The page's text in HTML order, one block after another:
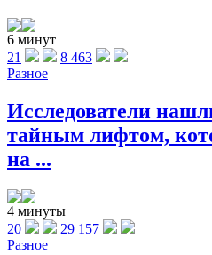
6 минут
21
8 463
Разное
Исследователи
тайным лифтом,
на ...
4 минуты
20
29 157
Разное